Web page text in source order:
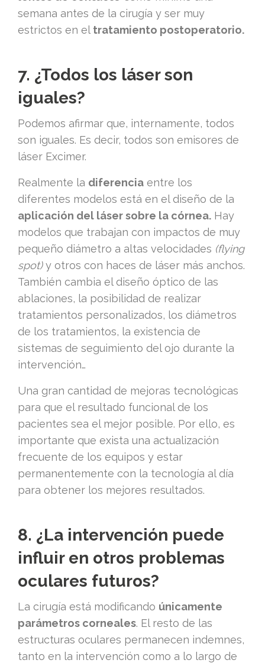
semana antes de la cirugía y ser muy
estrictos en el tratamiento postoperatorio.
7. ¿Todos los láser son
iguales?
Podemos afirmar que, internamente, todos
son iguales. Es decir, todos son emisores de
láser Excimer.
Realmente la diferencia entre los
diferentes modelos está en el diseño de la
aplicación del láser sobre la córnea. Hay
modelos que trabajan con impactos de muy
pequeño diámetro a altas velocidades (flying
spot)y otros con haces de láser más anchos.
También cambia el diseño óptico de las
ablaciones, la posibilidad de realizar
tratamientos personalizados, los diámetros
de los tratamientos, la existencia de
sistemas de seguimiento del ojo durante la
intervención…
Una gran cantidad de mejoras tecnológicas
para que el resultado funcional de los
pacientes sea el mejor posible. Por ello, es
importante que exista una actualización
frecuente de los equipos y estar
permanentemente con la tecnología al día
para obtener los mejores resultados.
8. ¿La intervención puede
influir en otros problemas
oculares futuros?
La cirugía está modificando únicamente
parámetros corneales. El resto de las
estructuras oculares permanecen indemnes,
tanto en la intervención como a lo largo de